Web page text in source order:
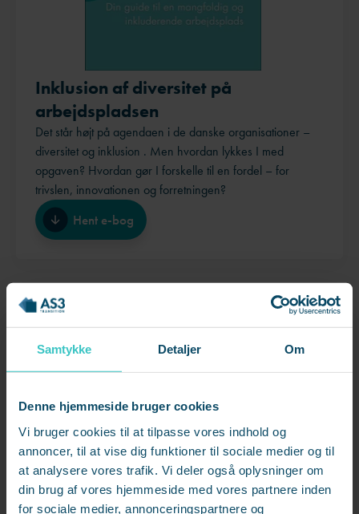
Samtykke Detaljer Om
Denne hjemmeside bruger cookies
Vi bruger cookies til at tilpasse vores indhold og
annoncer, til at vise dig funktioner til sociale medier og til
at analysere vores trafik. Vi deler også oplysninger om
din brug af vores hjemmeside med vores partnere inden
for sociale medier, annonceringspartnere og
Inklusion af diversitet på
arbejdspladsen
Det står højt på agendaen i de danske organisationer –
diversitet og inklusion . Men hvordan lykkes I med
opgaven? Hvordan gør I forskelle til en fordel – for
trivslen, innovationen og forretningen?
Hent e-bog